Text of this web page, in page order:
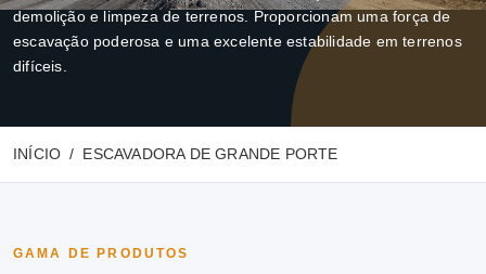
demolição e limpeza de terrenos. Proporcionam uma força de
escavação poderosa e uma excelente estabilidade em terrenos
difíceis.
INÍCIO ESCAVADORA DE GRANDE PORTE
GAMA DE PRODUTOS